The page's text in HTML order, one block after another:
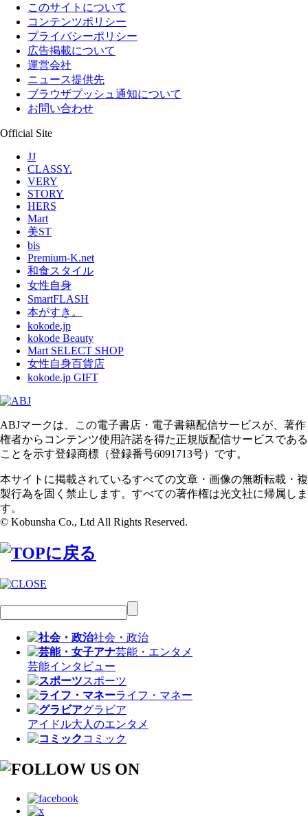
このサイトについて
コンテンツポリシー
プライバシーポリシー
広告掲載について
運営会社
ニュース提供先
ブラウザプッシュ通知について
お問い合わせ
Official Site
JJ
CLASSY.
VERY
STORY
HERS
Mart
美ST
bis
Premium-K.net
和食スタイル
女性自身
SmartFLASH
本がすき。
kokode.jp
kokode Beauty
Mart SELECT SHOP
女性自身百貨店
kokode.jp GIFT
ABJマークは、この電子書店・電子書籍配信サービスが、著作
権者からコンテンツ使用許諾を得た正規版配信サービスである
ことを示す登録商標（登録番号6091713号）です。
本サイトに掲載されているすべての文章・画像の無断転載・複
製行為を固く禁止します。すべての著作権は光文社に帰属しま
す。
© Kobunsha Co., Ltd All Rights Reserved.
社会・政治
芸能・エンタメ
芸能インタビュー
スポーツ
ライフ・マネー
グラビア
アイドル大人のエンタメ
コミック